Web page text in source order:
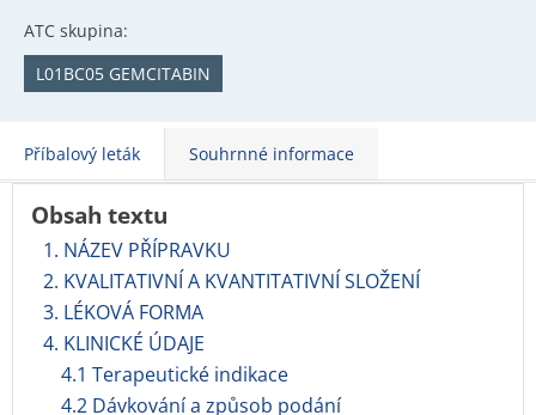
ATC skupina:
L01BC05 GEMCITABIN
Příbalový leták Souhrnné informace
Obsah textu
1. NÁZEV PŘÍPRAVKU
2. KVALITATIVNÍ A KVANTITATIVNÍ SLOŽENÍ
3. LÉKOVÁ FORMA
4. KLINICKÉ ÚDAJE
4.1 Terapeutické indikace
4.2 Dávkování a způsob podání